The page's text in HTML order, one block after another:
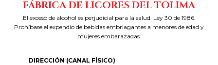
FÁBRICA DE LICORES DEL TOLIMA
El exceso de alcohol es perjudicial para la salud. Ley 30 de 1986.
Prohíbase el expendio de bebidas embriagantes a menores de edad y
mujeres embarazadas.
DIRECCIÓN (CANAL FÍSICO)